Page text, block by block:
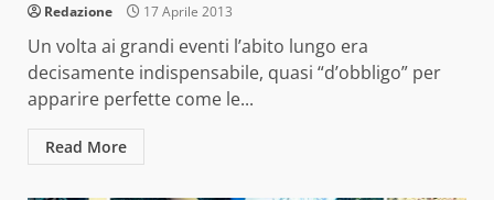
Redazione 17 Aprile 2013
Un volta ai grandi eventi l’abito lungo era
decisamente indispensabile, quasi “d’obbligo” per
apparire perfette come le...
Read More